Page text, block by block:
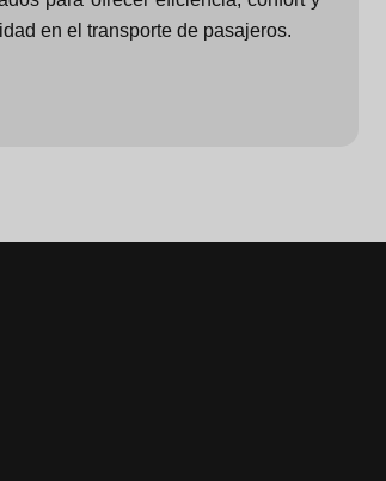
en el transporte de pasajeros.